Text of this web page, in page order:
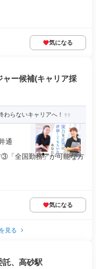
気になる
ー候補(キャリア採
らないキャリアへ！
通
「全国勤務」が可能な方
気になる
見る
託、高砂駅